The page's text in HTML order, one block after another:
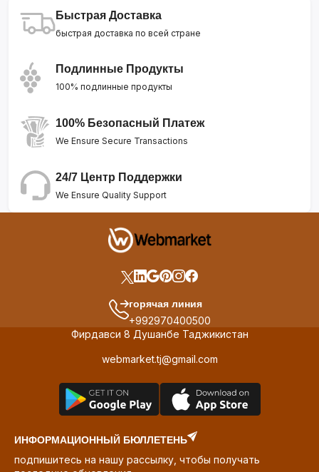
Быстрая Доставка
быстрая доставка по всей стране
Подлинные Продукты
100% подлинные продукты
100% Безопасный Платеж
We Ensure Secure Transactions
24/7 Центр Поддержки
We Ensure Quality Support
горячая линия
+992970400500
Фирдавси 8 Душанбе Таджикистан
webmarket.tj@gmail.com
ИНФОРМАЦИОННЫЙ БЮЛЛЕТЕНЬ
подпишитесь на нашу рассылку, чтобы получать